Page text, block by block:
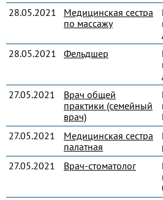
28.05.2021
Медицинская сестра
по массажу
28.05.2021
Фельдшер
27.05.2021
Врач общей
практики (семейный
врач)
27.05.2021
Медицинская сестра
палатная
27.05.2021
Врач-стоматолог